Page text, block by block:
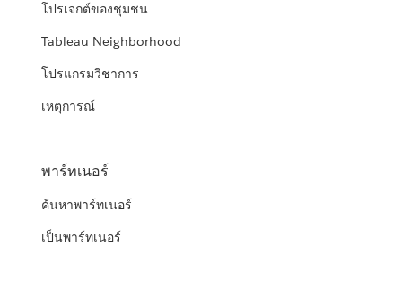
โปรเจกต์ของชุมชน
Tableau Neighborhood
โปรแกรมวิชาการ
เหตุการณ์
พาร์ทเนอร์
ค้นหาพาร์ทเนอร์
เป็นพาร์ทเนอร์